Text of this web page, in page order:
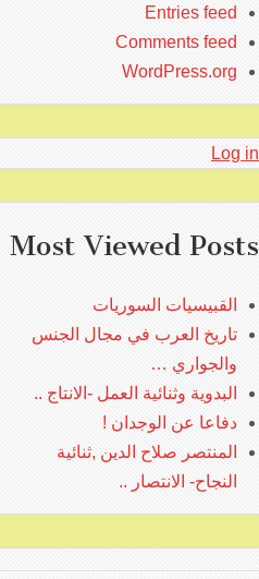
Entries feed
Comments feed
WordPress.org
Log in
Most Viewed Posts
القبيسيات السوريات
تاريخ العرب في مجال الجنس
والجواري …
البدوية وثنائية العمل -الانتاج ..
دفاعا عن الوجدان !
المنتصر صلاح الدين ,ثنائية
النجاح- الانتصار ..